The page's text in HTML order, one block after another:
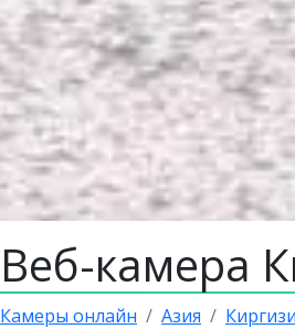
Веб-камера
Камеры онлайн Азия